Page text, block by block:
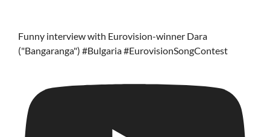
Funny interview with Eurovision-winner Dara
("Bangaranga") #Bulgaria #EurovisionSongContest